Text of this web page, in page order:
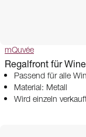
mQuvée
Regalfront für
Passend für alle
Material: Metall
Wird einzeln